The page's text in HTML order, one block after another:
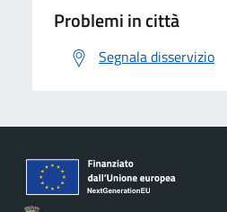
Problemi in città
Segnala disservizio